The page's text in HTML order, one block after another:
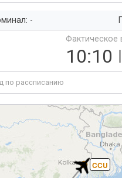
-
Фактическое
10:10
по рассписанию
CCU